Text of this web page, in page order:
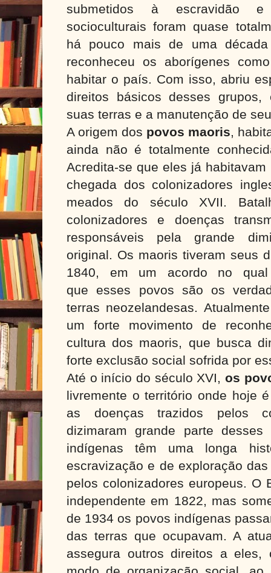
submetidos à escravidão e
socioculturais foram quase
há pouco mais de uma
reconheceu os aborígenes
habitar o país. Com isso, abriu
direitos básicos desses
suas terras e a manutenção de
A origem dos povos maoris,
ainda não é totalmente
Acredita-se que eles já
chegada dos colonizadores
meados do século XVII.
colonizadores e doenças
responsáveis pela grande
original. Os maoris tiveram seus
1840, em um acordo no
que esses povos são os
terras neozelandesas.
um forte movimento de
cultura dos maoris, que busca
forte exclusão social sofrida por
Até o início do século XVI, os
livremente o território onde hoje
as doenças trazidos pelos
dizimaram grande parte
indígenas têm uma longa
escravização e de exploração
pelos colonizadores europeus. O
independente em 1822, mas
de 1934 os povos indígenas
das terras que ocupavam. A
assegura outros direitos a